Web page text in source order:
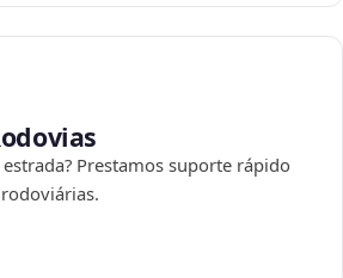
Prestamos suporte rápido